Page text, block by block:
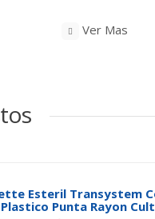
Ver Mas
Esteril Transystem
Plastico Punta Rayon